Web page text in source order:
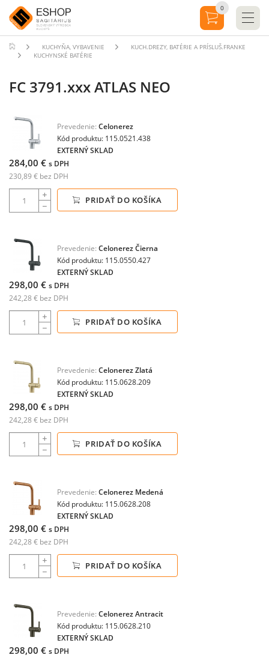
KUCHYŇA, VYBAVENIE
KUCH.DREZY, BATÉRIE A PRÍSLUŠ.FRANKE
KUCHYNSKÉ BATÉRIE
FC 3791.xxx ATLAS NEO
Prevedenie: Celonerez
Kód produktu: 115.0521.438
EXTERNÝ SKLAD
284,00 € s DPH
230,89 € bez DPH
PRIDAŤ DO KOŠÍKA
Prevedenie: Celonerez Čierna
Kód produktu: 115.0550.427
EXTERNÝ SKLAD
298,00 € s DPH
242,28 € bez DPH
PRIDAŤ DO KOŠÍKA
Prevedenie: Celonerez Zlatá
Kód produktu: 115.0628.209
EXTERNÝ SKLAD
298,00 € s DPH
242,28 € bez DPH
PRIDAŤ DO KOŠÍKA
Prevedenie: Celonerez Medená
Kód produktu: 115.0628.208
EXTERNÝ SKLAD
298,00 € s DPH
242,28 € bez DPH
PRIDAŤ DO KOŠÍKA
Prevedenie: Celonerez Antracit
Kód produktu: 115.0628.210
EXTERNÝ SKLAD
298,00 € s DPH
0